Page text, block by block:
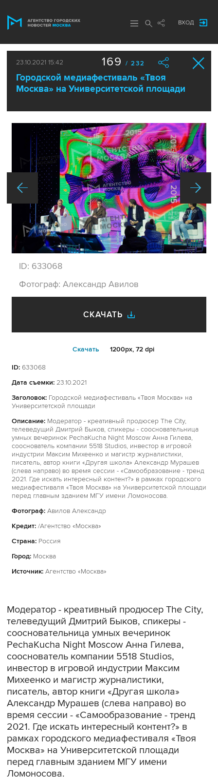
ВХОД
23.10.2021 15:42
Городской медиафестиваль «Твоя
Москва» на Университетской площади
169 / 232
ID: 633068
Фотограф: Александр Авилов
СКАЧАТЬ
Cкачать 1200px, 72 dpi
ID: 633068
Дата съемки: 23.10.2021
Заголовок: Городской медиафестиваль «Твоя Москва» на
Университетской площади
Описание: Модератор - креативный продюсер The City,
телеведущий Дмитрий Быков, спикеры - соосновательница
умных вечеринок PechaKucha Night Moscow Анна Гилева,
сооснователь компании 5518 Studios, инвестор в игровой
индустрии Максим Михеенко и магистр журналистики,
писатель, автор книги «Другая школа» Александр Мурашев
(слева направо) во время сессии - «Самообразование - тренд
2021. Где искать интересный контент?» в рамках городского
медиафестиваля «Твоя Москва» на Университетской площади
перед главным зданием МГУ имени Ломоносова.
Фотограф: Авилов Александр
Кредит: /Агентство «Москва»
Страна: Россия
Город: Москва
Источник: Агентство «Москва»
Модератор - креативный продюсер The City,
телеведущий Дмитрий Быков, спикеры -
соосновательница умных вечеринок
PechaKucha Night Moscow Анна Гилева,
сооснователь компании 5518 Studios,
инвестор в игровой индустрии Максим
Михеенко и магистр журналистики,
писатель, автор книги «Другая школа»
Александр Мурашев (слева направо) во
время сессии - «Самообразование - тренд
2021. Где искать интересный контент?» в
рамках городского медиафестиваля «Твоя
Москва» на Университетской площади
перед главным зданием МГУ имени
Ломоносова.